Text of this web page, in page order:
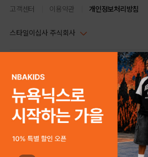
고객센터 이용약관 개인정보처리방침
스타일이십사 주식회사
주소 : 서울시 강남구 논현로 633, 6층 (논현동, 한세엠케이빌딩)
사업자등록번호 : 116-81-32499
통신판매업신고번호 : 제 2024-서울강남-04239
호스팅 서비스 : 스타일이십사㈜
고객센터 1544-5336(평일 09:00~ 18:00 토/일/공휴일 휴무)
스타일24 고객센터 1544-5336
평일 09:00~ 18:00 (토/일/공휴일 휴무)
help Email : help@style24.com
COPYRIGHTⓒ2021 STYLE24 ALL RIGHTS RESERVED.